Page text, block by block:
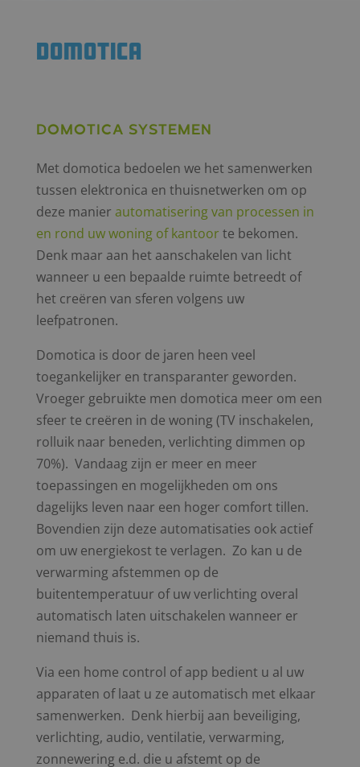
Domotica
Domotica systemen
Met domotica bedoelen we het samenwerken
tussen elektronica en thuisnetwerken om op
deze manier automatisering van processen in
en rond uw woning of kantoorte bekomen.
Denk maar aan het aanschakelen van licht
wanneer u een bepaalde ruimte betreedt of
het creëren van sferen volgens uw
leefpatronen.
Domotica is door de jaren heen veel
toegankelijker en transparanter geworden.
Vroeger gebruikte men domotica meer om een
sfeer te creëren in de woning (TV inschakelen,
rolluik naar beneden, verlichting dimmen op
70%). Vandaag zijn er meer en meer
toepassingen en mogelijkheden om ons
dagelijks leven naar een hoger comfort tillen.
Bovendien zijn deze automatisaties ook actief
om uw energiekost te verlagen. Zo kan u de
verwarming afstemmen op de
buitentemperatuur of uw verlichting overal
automatisch laten uitschakelen wanneer er
niemand thuis is.
Via een home control of app bedient u al uw
apparaten of laat u ze automatisch met elkaar
samenwerken. Denk hierbij aan beveiliging,
verlichting, audio, ventilatie, verwarming,
zonnewering e.d. die u afstemt op de